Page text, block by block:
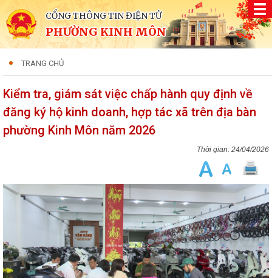
CỔNG THÔNG TIN ĐIỆN TỬ
PHƯỜNG KINH MÔN
TRANG CHỦ
Kiểm tra, giám sát việc chấp hành quy định về
đăng ký hộ kinh doanh, hợp tác xã trên địa bàn
phường Kinh Môn năm 2026
24/04/2026